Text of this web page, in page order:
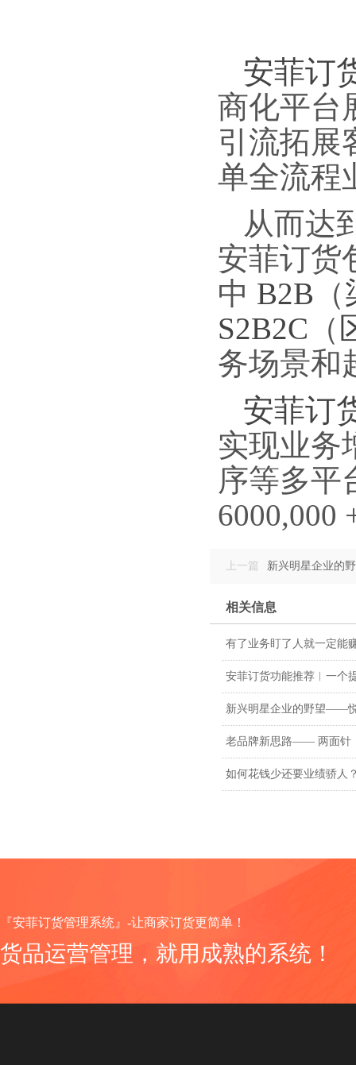
安菲订
商化平台
引流拓展
单全流程
从而达
安菲订货
中 B2B （
S2B2C （
务场景和
安菲订
实现业务
序等多平
6000,000
上一篇 新兴明星企业的
相关信息
安菲订货功能推荐︱一个
新兴明星企业的野望——
老品牌新思路—— 两面针
『安菲订货管理系统』-让商家订货更简单！
货品运营管理，就用成熟的系统！